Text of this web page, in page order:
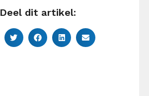
Deel dit artikel: